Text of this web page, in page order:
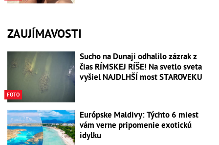
ZAUJÍMAVOSTI
FOTO
Sucho na Dunaji odhalilo zázrak z
čias RÍMSKEJ RÍŠE! Na svetlo sveta
vyšiel NAJDLHŠÍ most STAROVEKU
Európske Maldivy: Týchto 6 miest
vám verne pripomenie exotickú
idylku